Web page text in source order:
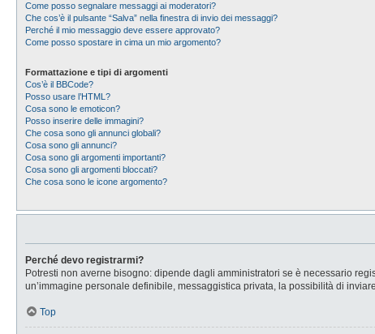
Come posso segnalare messaggi ai moderatori?
Che cos’è il pulsante “Salva” nella finestra di invio dei messaggi?
Perché il mio messaggio deve essere approvato?
Come posso spostare in cima un mio argomento?
Formattazione e tipi di argomenti
Cos’è il BBCode?
Posso usare l’HTML?
Cosa sono le emoticon?
Posso inserire delle immagini?
Che cosa sono gli annunci globali?
Cosa sono gli annunci?
Cosa sono gli argomenti importanti?
Cosa sono gli argomenti bloccati?
Che cosa sono le icone argomento?
Perché devo registrarmi?
Potresti non averne bisogno: dipende dagli amministratori se è necessario
un’immagine personale definibile, messaggistica privata, la possibilità di
Top